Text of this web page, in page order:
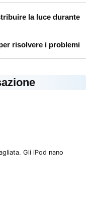
la luce durante
risolvere i problemi
Gli iPod nano